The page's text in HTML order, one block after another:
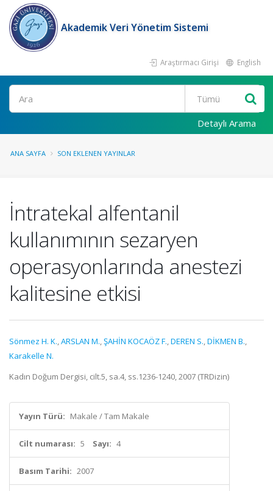
Akademik Veri Yönetim Sistemi
Araştırmacı Girişi English
Ara
Detaylı Arama
ANA SAYFA SON EKLENEN YAYINLAR
İntratekal alfentanil
kullanımının sezaryen
operasyonlarında anestezi
kalitesine etkisi
Sönmez H. K.,ARSLAN M.,ŞAHİN KOCAÖZ F.,DEREN S.,DİKMEN B.,
Karakelle N.
Kadın Doğum Dergisi, cilt.5, sa.4, ss.1236-1240, 2007 (TRDizin)
Yayın Türü: Makale / Tam Makale
Cilt numarası: 5 Sayı: 4
Basım Tarihi: 2007